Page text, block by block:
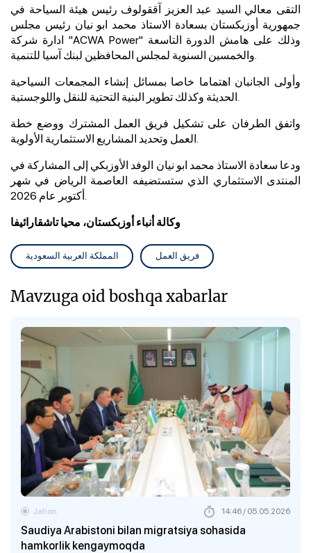
التقى معالي السيد عبد العزيز آققولوف رئيس هيئة السياحة في
جمهورية أوزبكستان بسعادة الاستاذ محمد ابو نيان رئيس مجلس
"ACWA Power" وذلك على هامش الدورة التاسعة
والخمسين السنوية لمجلس المحافظين لبنك آسيا للتنمية.
وأولى الجانبان اهتماما خاصا بمسائل إنشاء المجمعات السياحية
الحديثة وكذلك تطوير البنية التحتية للنقل واللوجستية.
واتفق الطرفان على تشكيل فريق العمل المشترك ووضع خطة
العمل وتحديد المشاريع الاستثمارية الأولوية.
ودعا سعادة الاستاذ محمد ابو نيان الوفد الأوزبكي إلى المشاركة في
المنتدى الاستثماري الذي ستستضيفه العاصمة الرياض في شهر
أكتوبر عام 2026.
وكالة أنباء أوزبكستان، محيا تاشقارائيفا
المملكة العربية السعودية فريق العمل
Mavzuga oid boshqa xabarlar
Saudiya Arabistoni bilan migratsiya sohasida
hamkorlik kengaymoqda
Jahon 14:46 / 05.05.2026